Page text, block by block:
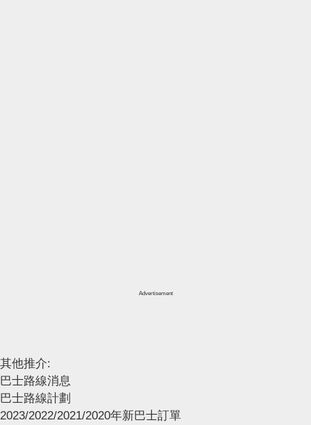
Advertisement
其他推介:
巴士路線消息
巴士路線計劃
2023/2022/2021/2020年新巴士訂單